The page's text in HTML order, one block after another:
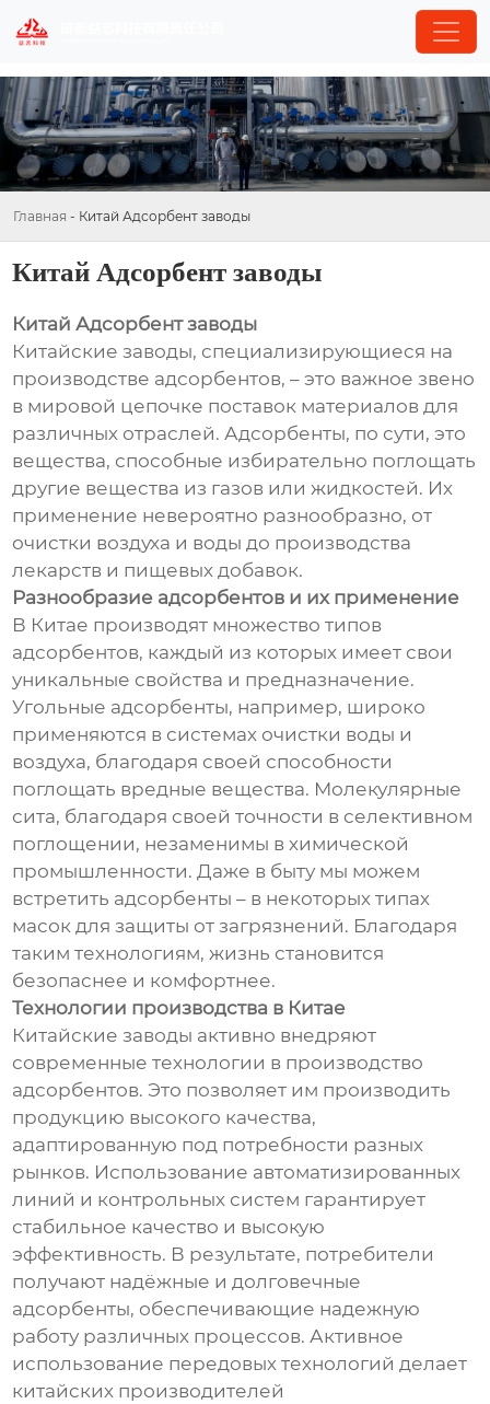
Главная - Китай Адсорбент заводы
Китай Адсорбент заводы
Китай Адсорбент заводы
Китайские заводы, специализирующиеся на
производстве адсорбентов, – это важное звено
в мировой цепочке поставок материалов для
различных отраслей. Адсорбенты, по сути, это
вещества, способные избирательно поглощать
другие вещества из газов или жидкостей. Их
применение невероятно разнообразно, от
очистки воздуха и воды до производства
лекарств и пищевых добавок.
Разнообразие адсорбентов и их применение
В Китае производят множество типов
адсорбентов, каждый из которых имеет свои
уникальные свойства и предназначение.
Угольные адсорбенты, например, широко
применяются в системах очистки воды и
воздуха, благодаря своей способности
поглощать вредные вещества. Молекулярные
сита, благодаря своей точности в селективном
поглощении, незаменимы в химической
промышленности. Даже в быту мы можем
встретить адсорбенты – в некоторых типах
масок для защиты от загрязнений. Благодаря
таким технологиям, жизнь становится
безопаснее и комфортнее.
Технологии производства в Китае
Китайские заводы активно внедряют
современные технологии в производство
адсорбентов. Это позволяет им производить
продукцию высокого качества,
адаптированную под потребности разных
рынков. Использование автоматизированных
линий и контрольных систем гарантирует
стабильное качество и высокую
эффективность. В результате, потребители
получают надёжные и долговечные
адсорбенты, обеспечивающие надежную
работу различных процессов. Активное
использование передовых технологий делает
китайских производителей